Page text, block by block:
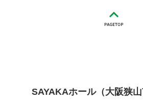
SAYAKAホール（大阪狭山